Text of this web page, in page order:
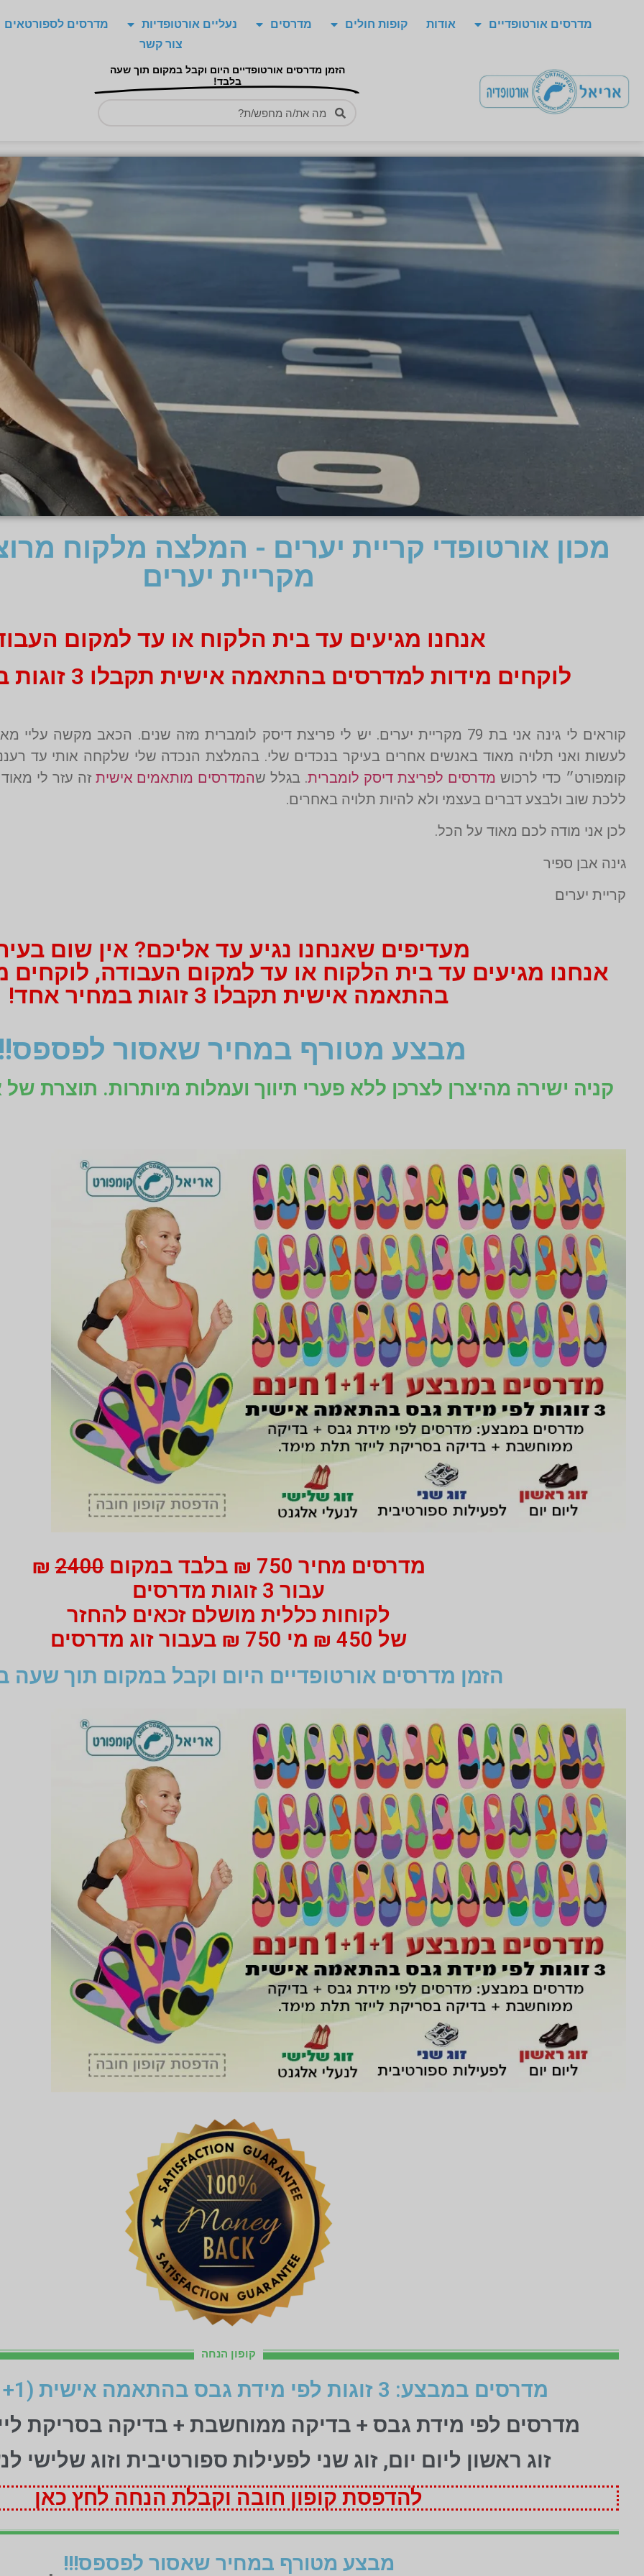
מדרסים אורטופדיים אודות קופות חולים מדרסים נעליים אורטופדיות
מדרסים לספורטאים
צור קשר
הזמן מדרסים אורטופדיים היום וקבל במקום תוך שעה
בלבד!
מכון אורטופדי קריית יערים - המלצה מלקוח
מקריית יערים
אנחנו מגיעים עד בית הלקוח או עד למקום
לוקחים מידות למדרסים בהתאמה אישית תקבלו 3 זוגות במחיר אחד!
קוראים לי גינה אני בת 79 מקריית יערים. יש לי פריצת דיסק לומברית מזה שנים. הכאב
לעשות ואני תלויה מאוד באנשים אחרים בעיקר בנכדים שלי. בהמלצת הנכדה שלי שלקחה אותי עד
קומפורט״ כדי לרכוש מדרסים לפריצת דיסק לומברית. בגלל שהמדרסים מותאמים אישית זה עזר לי
ללכת שוב ולבצע דברים בעצמי ולא להיות תלויה באחרים.
לכן אני מודה לכם מאוד על הכל.
גינה אבן ספיר
קריית יערים
מעדיפים שאנחנו נגיע עד אליכם? אין שום
אנחנו מגיעים עד בית הלקוח או עד למקום העבודה, לוקחים
בהתאמה אישית תקבלו 3 זוגות במחיר אחד!
מבצע מטורף במחיר שאסור
קניה ישירה מהיצרן לצרכן ללא פערי תיווך ועמלות מיותרות. תוצרת
מדרסים מחיר 750 ₪ בלבד במקום 2400
₪
עבור 3 זוגות מדרסים
לקוחות כללית מושלם זכאים להחזר
של 450 ₪ מי 750 ₪ בעבור זוג מדרסים
הזמן מדרסים אורטופדיים היום וקבל במקום תוך שעה
קופון הנחה
מדרסים במבצע: 3 זוגות לפי מידת גבס בהתאמה אישית (1+1+1 חינם)
מדרסים לפי מידת גבס + בדיקה ממוחשבת + בדיקה בסריקת
זוג ראשון ליום יום, זוג שני לפעילות ספורטיבית וזוג שלישי
להדפסת קופון חובה וקבלת הנחה לחץ כאן
מבצע מטורף במחיר שאסור לפספס!!!